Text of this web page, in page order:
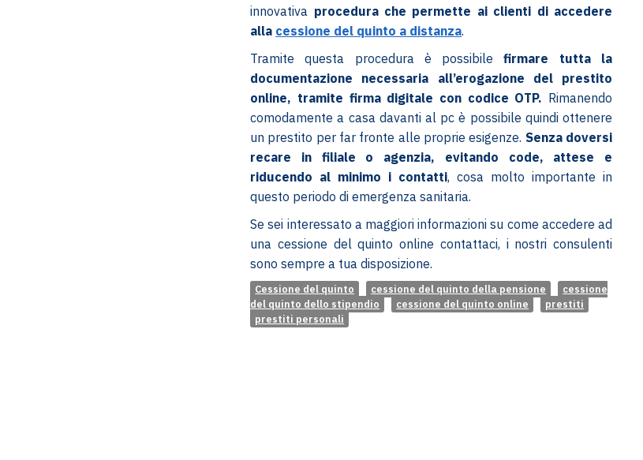
innovativa procedura che permette ai clienti di accedere
alla cessione del quinto a distanza.
Tramite questa procedura è possibilefirmare tutta la
documentazione necessaria all’erogazione del prestito
online, tramite firma digitale con codice OTP. Rimanendo
comodamente a casa davanti al pc è possibile quindi ottenere
un prestito per far fronte alle proprie esigenze. Senza doversi
recare in filiale o agenzia, evitando code, attese e
riducendo al minimo i contatti, cosa molto importante in
questo periodo di emergenza sanitaria.
Se sei interessato a maggiori informazioni su come accedere ad
una cessione del quinto online contattaci, i nostri consulenti
sono sempre a tua disposizione.
Cessione del quinto cessione del quinto della pensione
cessione
del quinto dello stipendio
cessione del quinto online
prestiti
prestiti personali